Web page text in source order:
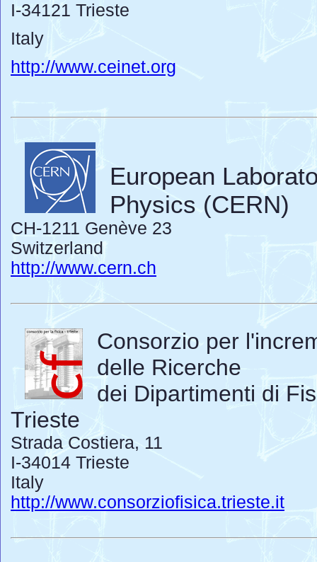
I-34121 Trieste
Italy
http://www.ceinet.org
European
Physics (CERN)
CH-1211 Genève 23
Switzerland
http://www.cern.ch
Consorzio per
delle Ricerche
dei Dipartimenti di
Trieste
Strada Costiera, 11
I-34014 Trieste
Italy
http://www.consorziofisica.trieste.it